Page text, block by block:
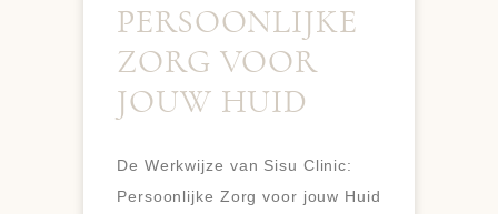
PERSOONLIJKE
ZORG VOOR
JOUW HUID
De Werkwijze van Sisu Clinic:
Persoonlijke Zorg voor jouw Huid